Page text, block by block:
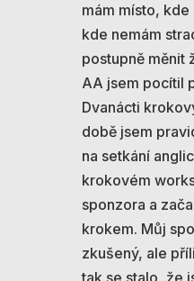
mám místo,
kde nemám
postupně měnit
AA jsem pocítil
Dvanácti
době jsem
na setkání
krokovém
sponzora a
krokem. Můj
zkušený, ale
tak se stalo, že